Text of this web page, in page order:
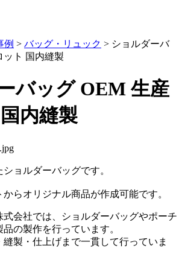
例 > バッグ・リュック > ショルダーバ
ット 国内縫製
バッグ OEM 生産
内縫製
ョルダーバッグです。
らオリジナル商品が作成可能です。
会社では、ショルダーバッグやポーチ
の製作を行っています。
製・仕上げまで一貫して行っていま